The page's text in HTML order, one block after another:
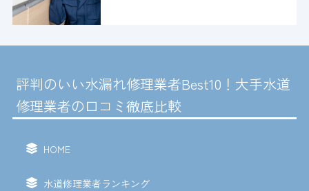
評判のいい水漏れ修理業者Best10！大手水道
修理業者の口コミ徹底比較
HOME
水道修理業者ランキング